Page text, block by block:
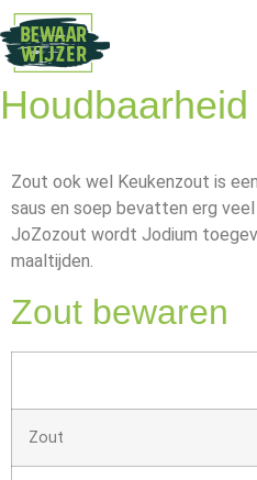
Zout ook wel Keukenzout is
saus en soep bevatten erg
JoZozout wordt Jodium
maaltijden.
Zout bewaren
Zout